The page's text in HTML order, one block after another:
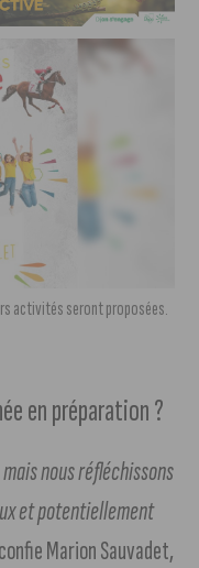
activités seront proposées.
en préparation ?
nous réfléchissons
et potentiellement
Marion Sauvadet,